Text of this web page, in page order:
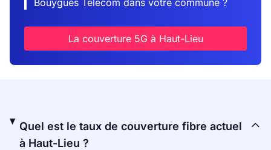
Bouygues Telecom dans votre commune ?
La couverture 5G à Haut-Lieu
Quel est le taux de couverture fibre actuel
à Haut-Lieu ?